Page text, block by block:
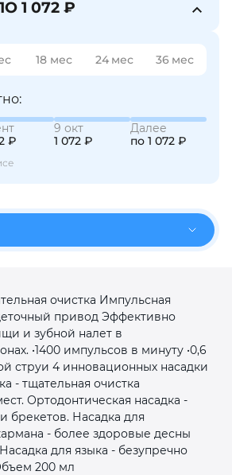
1 072 ₽
18 мес 24 мес 36 мес
₽
9 окт
1 072 ₽
Далее
по 1 072 ₽
очистка Импульсная
привод Эффективно
и зубной налет в
•1400 импульсов в минуту •0,6
струи 4 инновационных насадки
- тщательная очистка
Ортодонтическая насадка -
брекетов. Насадка для
- более здоровые десны
для языка - безупречно
200 мл
раз в 2
Остались вопросы?
800 302-02-51
plait.ru